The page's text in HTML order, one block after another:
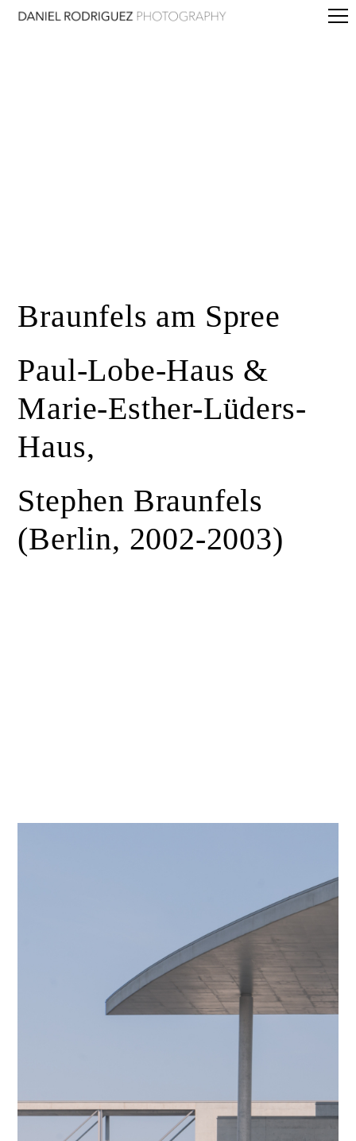
Braunfels am Spree
Paul-Lobe-Haus &
Marie-Esther-Lüders-
Haus,
Stephen Braunfels
(Berlin, 2002-2003)